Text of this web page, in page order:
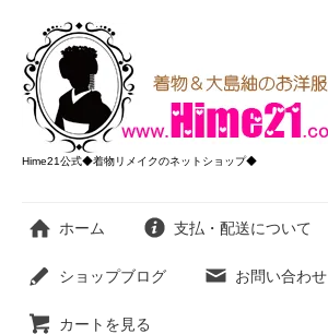
Hime21公式◆着物リメイクのネットショップ◆
ホーム 支払・配送について
ショップブログ お問い合わせ
カートを見る